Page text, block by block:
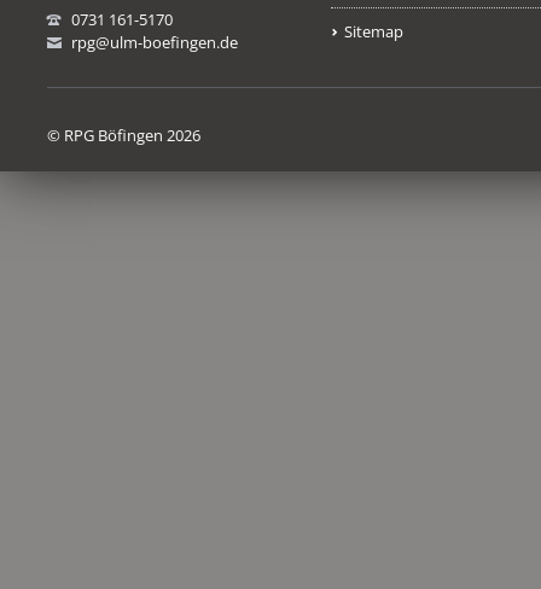
0731 161-5170
rpg@ulm-boefingen.de
Sitemap
© RPG Böfingen 2026